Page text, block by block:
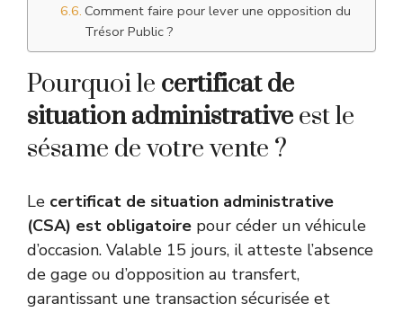
Comment faire pour lever une opposition du
Trésor Public ?
Pourquoi le certificat de
situation administrative est le
sésame de votre vente ?
Le certificat de situation administrative
(CSA) est obligatoire pour céder un véhicule
d’occasion. Valable 15 jours, il atteste l’absence
de gage ou d’opposition au transfert,
garantissant une transaction sécurisée et